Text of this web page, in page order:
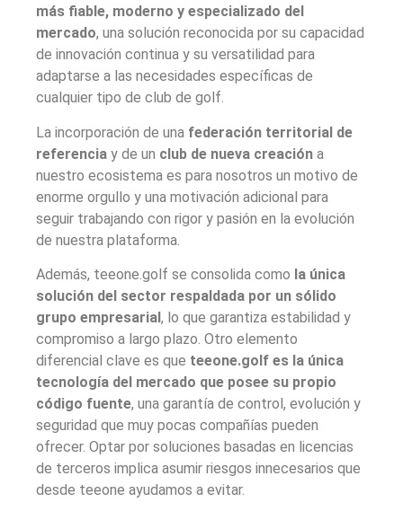
más fiable, moderno y especializado del
mercado, una solución reconocida por su capacidad
de innovación continua y su versatilidad para
adaptarse a las necesidades específicas de
cualquier tipo de club de golf.
La incorporación de una federación territorial de
referencia y de un club de nueva creación a
nuestro ecosistema es para nosotros un motivo de
enorme orgullo y una motivación adicional para
seguir trabajando con rigor y pasión en la evolución
de nuestra plataforma.
Además, teeone.golf se consolida como la única
solución del sector respaldada por un sólido
grupo empresarial , lo que garantiza estabilidad y
compromiso a largo plazo. Otro elemento
diferencial clave es que teeone.golf es la única
tecnología del mercado que posee su propio
código fuente, una garantía de control, evolución y
seguridad que muy pocas compañías pueden
ofrecer. Optar por soluciones basadas en licencias
de terceros implica asumir riesgos innecesarios que
desde teeone ayudamos a evitar.